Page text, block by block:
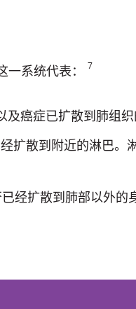
一系统代表： 7
及癌症已扩散到肺组
扩散到附近的淋巴。
经扩散到肺部以外